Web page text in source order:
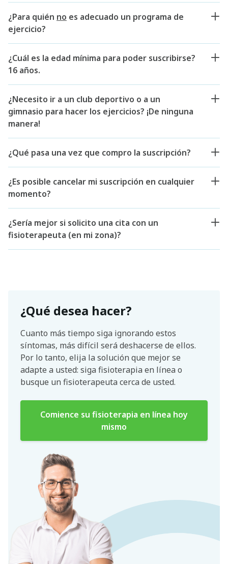
¿Para quién no es adecuado un programa de
ejercicio?
¿Cuál es la edad mínima para poder suscribirse?
16 años.
¿Necesito ir a un club deportivo o a un
gimnasio para hacer los ejercicios? ¡De ninguna
manera!
¿Qué pasa una vez que compro la suscripción?
¿Es posible cancelar mi suscripción en cualquier
momento?
¿Sería mejor si solicito una cita con un
fisioterapeuta (en mi zona)?
¿Qué desea hacer?
Cuanto más tiempo siga ignorando estos
síntomas, más difícil será deshacerse de ellos.
Por lo tanto, elija la solución que mejor se
adapte a usted: siga fisioterapia en línea o
busque un fisioterapeuta cerca de usted.
Comience su fisioterapia en línea hoy
mismo